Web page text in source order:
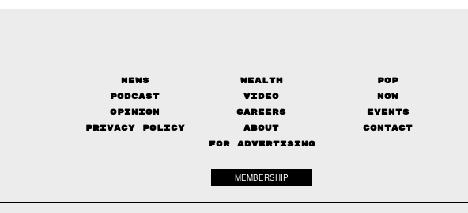
News Wealth
Pop
Podcast
Video
Now
Opinion
Careers
Events
Privacy Policy
About
Contact
FOR ADVERTISING
MEMBERSHIP